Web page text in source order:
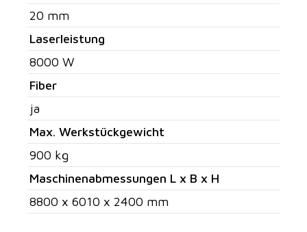
20 mm
Laserleistung
8000 W
Fiber
ja
Max. Werkstückgewicht
900 kg
Maschinenabmessungen L x B x H
8800 x 6010 x 2400 mm